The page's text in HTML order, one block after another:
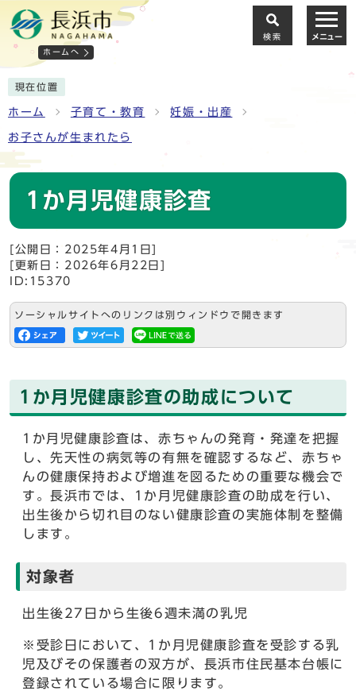
ホームへ
検索 メニュー
現在位置
ホーム 子育て・教育 妊娠・出産
お子さんが生まれたら
1か月児健康診査
[公開日：2025年4月1日]
[更新日：2026年6月22日]
ID:15370
ソーシャルサイトへのリンクは別ウィンドウで開きます
1か月児健康診査の助成について
1か月児健康診査は、赤ちゃんの発育・発達を把握
し、先天性の病気等の有無を確認するなど、赤ちゃ
んの健康保持および増進を図るための重要な機会で
す。長浜市では、1か月児健康診査の助成を行い、
出生後から切れ目のない健康診査の実施体制を整備
します。
対象者
出生後27日から生後6週未満の乳児
※受診日において、1か月児健康診査を受診する乳
児及びその保護者の双方が、長浜市住民基本台帳に
登録されている場合に限ります。